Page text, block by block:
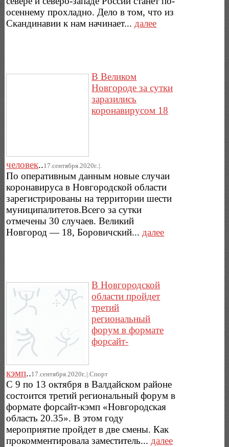
осеннему прохладно. Дело в том, что из
Скандинавии к нам начинает...далее
В Великом
Новгороде за сутки
заразились
коронавирусом 18
человек..17.сентября.2020г..|.
По оперативным данным новые случаи
коронавируса в Новгородской области
зарегистрированы на территории шести
муниципалитетов.Всего за сутки
отмечены 30 случаев. Великий
Новгород — 18, Боровичский... далее
В Новгородской
области пройдет
третий
региональный
форум в формате
форсайт-
кэмп..17.сентября.2020г..|.Спорт
С 9 по 13 октября в Валдайском районе
состоится третий региональный форум в
формате форсайт-кэмп «Новгородская
область 20.35». В этом году
мероприятие пройдет в две смены. Как
прокомментировала заместитель... далее